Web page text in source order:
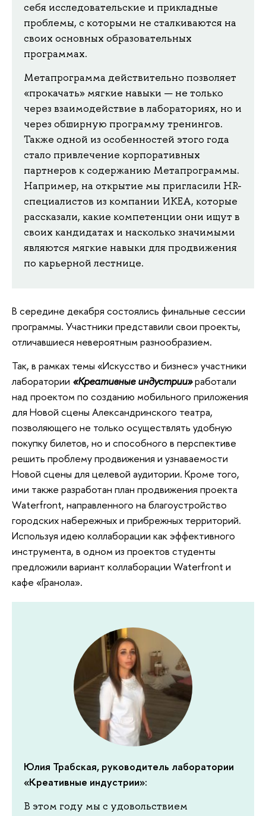
себя исследовательские и прикладные
проблемы, с которыми не сталкиваются на
своих основных образовательных
программах.
Метапрограмма действительно позволяет
«прокачать» мягкие навыки — не только
через взаимодействие в лабораториях, но и
через обширную программу тренингов.
Также одной из особенностей этого года
стало привлечение корпоративных
партнеров к содержанию Метапрограммы.
Например, на открытие мы пригласили HR-
специалистов из компании ИКЕА, которые
рассказали, какие компетенции они ищут в
своих кандидатах и насколько значимыми
являются мягкие навыки для продвижения
по карьерной лестнице.
В середине декабря состоялись финальные сессии
программы. Участники представили свои проекты,
отличавшиеся невероятным разнообразием.
Так, в рамках темы «Искусство и бизнес» участники
лаборатории «Креативные индустрии»работали
над проектом по созданию мобильного приложения
для Новой сцены Александринского театра,
позволяющего не только осуществлять удобную
покупку билетов, но и способного в перспективе
решить проблему продвижения и узнаваемости
Новой сцены для целевой аудитории. Кроме того,
ими также разработан план продвижения проекта
Waterfront, направленного на благоустройство
городских набережных и прибрежных территорий.
Используя идею коллаборации как эффективного
инструмента, в одном из проектов студенты
предложили вариант коллаборации Waterfront и
кафе «Гранола».
Юлия Трабская, руководитель лаборатории
«Креативные индустрии»:
В этом году мы с удовольствием